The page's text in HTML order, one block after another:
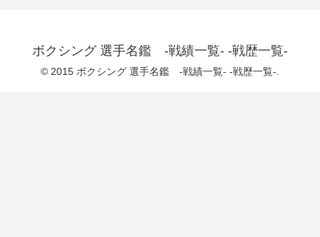
ボクシング 選手名鑑 -戦績一覧- -戦歴一覧-
© 2015 ボクシング 選手名鑑 -戦績一覧- -戦歴一覧-.